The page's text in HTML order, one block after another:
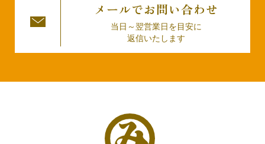
メールでお問い合わせ
当日～翌営業日を目安に
返信いたします